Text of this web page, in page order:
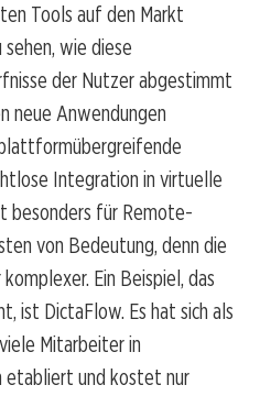
Tools auf den Markt
wie diese
der Nutzer abgestimmt
neue Anwendungen
Integration in virtuelle
besonders für Remote-
von Bedeutung, denn die
Ein Beispiel, das
ist DictaFlow. Es hat sich als
Mitarbeiter in
etabliert und kostet nur